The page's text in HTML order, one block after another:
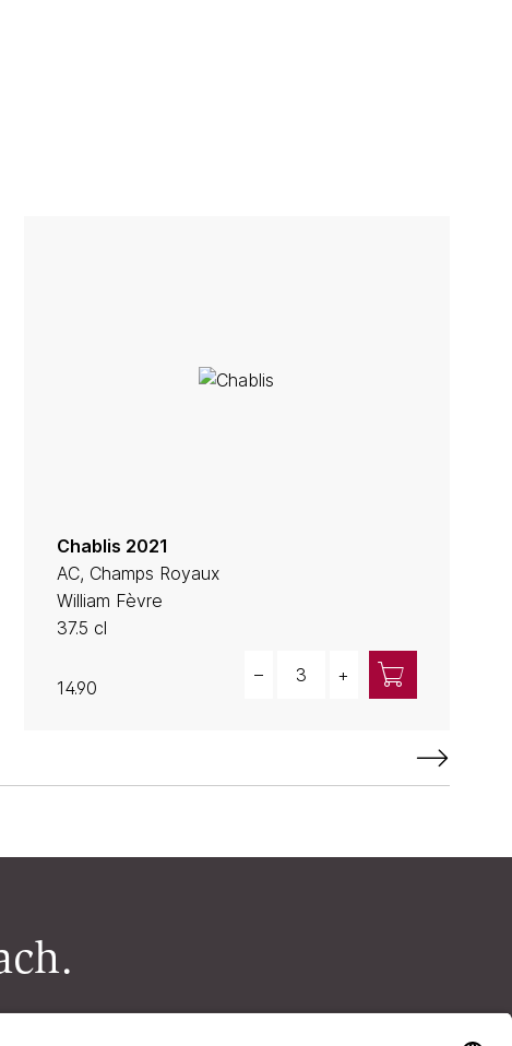
Chablis 2021
AC, Champs Royaux
William Fèvre
37.5 cl
14.90
– +